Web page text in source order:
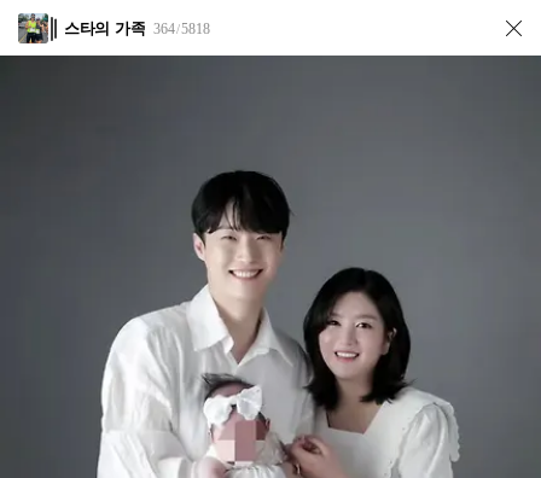
스타의 가족 364/5818